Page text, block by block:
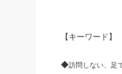
【キーワード】
◆訪問しない、
足